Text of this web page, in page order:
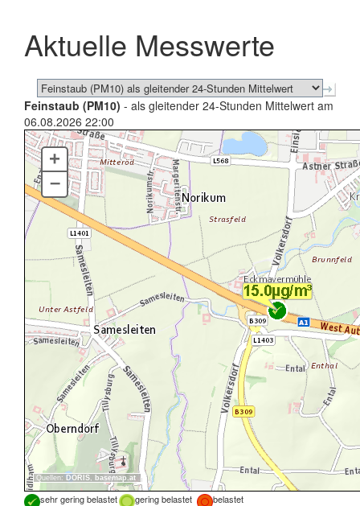
schließen
Aktuelle Messwerte
Feinstaub (PM10) - als gleitender 24-Stunden Mittelwert am
06.08.2026 22:00
Quellen: DORIS, basemap.at
+
–
sehr gering belastet gering belastet
belastet